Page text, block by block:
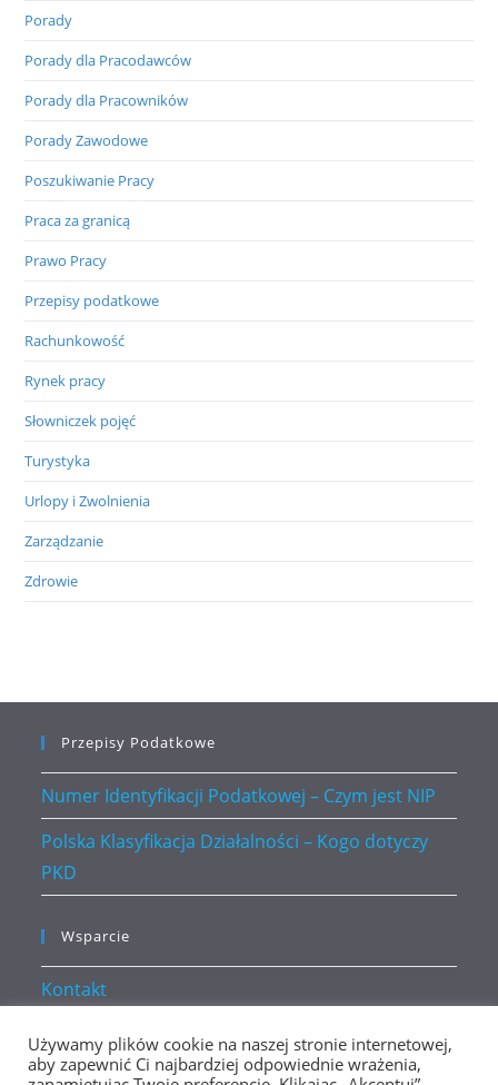
Porady
Porady dla Pracodawców
Porady dla Pracowników
Porady Zawodowe
Poszukiwanie Pracy
Praca za granicą
Prawo Pracy
Przepisy podatkowe
Rachunkowość
Rynek pracy
Słowniczek pojęć
Turystyka
Urlopy i Zwolnienia
Zarządzanie
Zdrowie
Przepisy Podatkowe
Numer Identyfikacji Podatkowej – Czym jest NIP
Polska Klasyfikacja Działalności – Kogo dotyczy
PKD
Wsparcie
Kontakt
Polityka prywatności
Używamy plików cookie na naszej stronie internetowej,
aby zapewnić Ci najbardziej odpowiednie wrażenia,